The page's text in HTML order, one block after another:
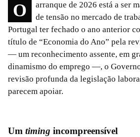
O arranque de 2026 está a ser marcado por um clima
de tensão no mercado de
Portugal ter fechado o ano anterior
título de “Economia do Ano” pela
— um reconhecimento assente, em
dinamismo do emprego —, o
revisão profunda da legislação
parecem apoiar.
Um timing incompreensível